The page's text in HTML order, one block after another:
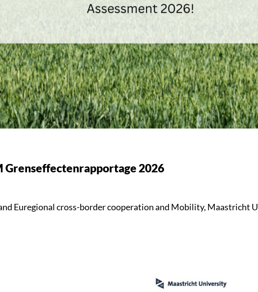
Grenseffectenrapportage 2026
Euregional cross-border cooperation and Mobility, Maastricht